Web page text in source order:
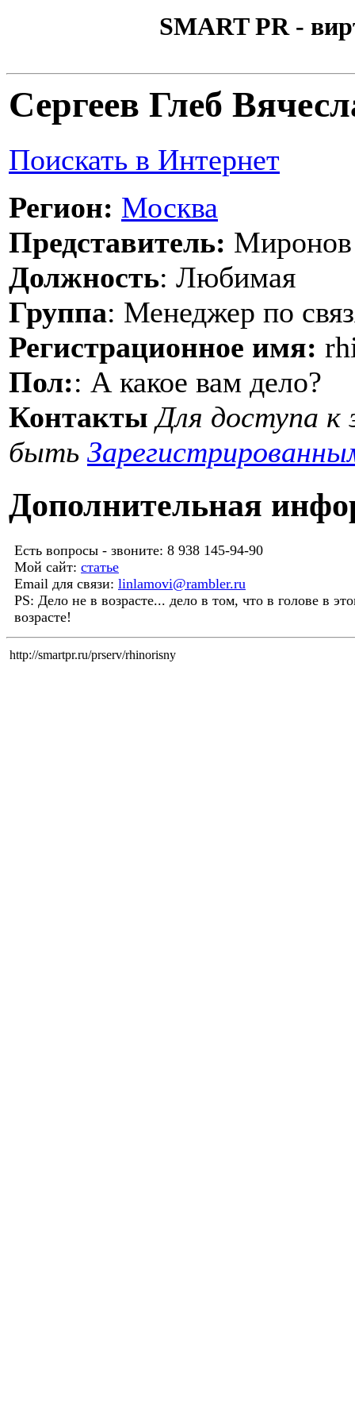
SMART PR -
Сергеев Глеб
Поискать в Интернет
Регион: Москва
Представитель: Миронов
Должность: Любимая
Группа: Менеджер по
Регистрационное имя:
Пол:: А какое вам дело?
Контакты Для доступа к
быть
Дополнительная
Есть вопросы - звоните: 8 938 145-94-90
Мой сайт: статье
Email для связи: linlamovi@rambler.ru
PS: Дело не в возрасте... дело в том, что в голове в
возрасте!
http://smartpr.ru/prserv/rhinorisny